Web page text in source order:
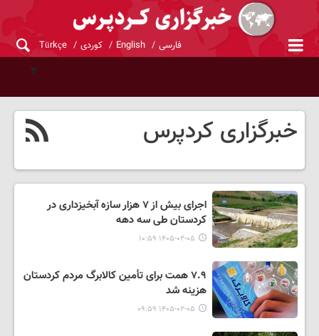
فارسی English کوردی Türkçe
خبرگزاری کردپرس
اجرای بیش از ۷ هزار سازه آبخیزداری در
کردستان طی سه دهه
۱۴۰۵-۰۲-۰۵ ۱۰:۵۹
۷.۹ همت برای تأمین کالابرگ مردم کردستان
هزینه شد
۱۴۰۵-۰۲-۰۵ ۰۹:۵۹